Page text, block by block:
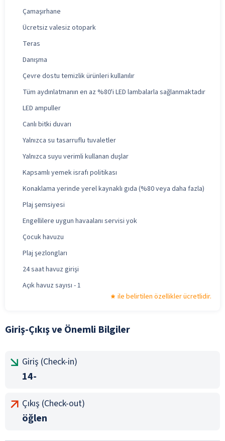
Çamaşırhane
Ücretsiz valesiz otopark
Teras
Danışma
Çevre dostu temizlik ürünleri kullanılır
Tüm aydınlatmanın en az %80'i LED lambalarla sağlanmaktadır
LED ampuller
Canlı bitki duvarı
Yalnızca su tasarruflu tuvaletler
Yalnızca suyu verimli kullanan duşlar
Kapsamlı yemek israfı politikası
Konaklama yerinde yerel kaynaklı gıda (%80 veya daha fazla)
Plaj şemsiyesi
Engellilere uygun havaalanı servisi yok
Çocuk havuzu
Plaj şezlongları
24 saat havuz girişi
Açık havuz sayısı - 1
ile belirtilen özellikler ücretlidir.
Giriş-Çıkış ve Önemli Bilgiler
Giriş (Check-in)
14-
Çıkış (Check-out)
öğlen